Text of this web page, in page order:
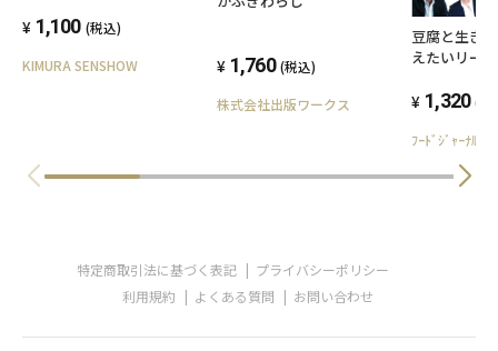
1,100 (税込)
KIMURA SENSHOW
1,760 (税込)
株式会社出版ワークス
豆腐と生
えたいリー
ュー集
1,320 (税
ﾌｰﾄﾞｼﾞｬｰﾅﾙ
特定商取引法に基づく表記
プライバシーポリシー
利用規約
よくある質問 お問い合わせ